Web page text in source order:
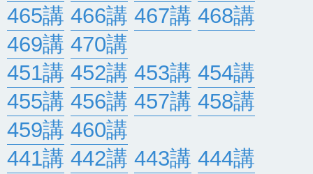
465講 466講 467講 468講
469講 470講
451講 452講 453講 454講
455講 456講 457講 458講
459講 460講
441講 442講 443講 444講